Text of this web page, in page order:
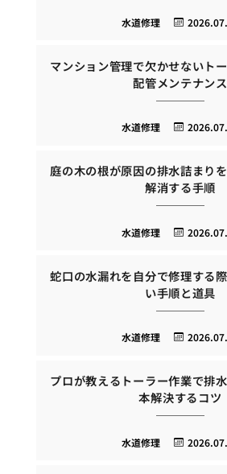
水道修理
マンション管理で欠かせないト
配管メンテナンス
水道修理
庭の木の根が原因の排水詰まり
解消する手順
水道修理
蛇口の水漏れを自分で修理する
い手順と道具
水道修理
プロが教えるトーラー作業で排
本解決するコツ
水道修理